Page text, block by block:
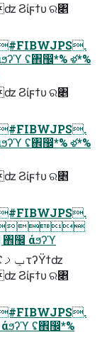
Ϩίϝϯυ ର৅
ʢ঎඼*% ళ*%
Ϩίϝϯυ ର৅
ʢ঎඼*% ళ*%
Ϩίϝϯυ ର৅

άϧʔϓ
Ϩίϝϯυ ର৅
ʢ঎඼*%